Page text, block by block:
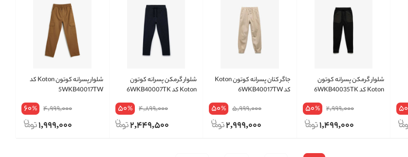
50
شلوار گرمکن پسرانه کوتون
Koton کد 6WKB40035TK
2,999,000
50%
1,499,000
جاگر کتان پسرانه کوتون Koton
کد 6WKB40017TW
5,999,000
50%
2,999,000
شلوار گرمکن پسرانه کوتون
Koton کد 6WKB40007TK
4,899,000
50%
2,449,500
شلوار پسرانه کوتون Koton کد
5WKB40017TW
4,999,000
60%
1,999,000